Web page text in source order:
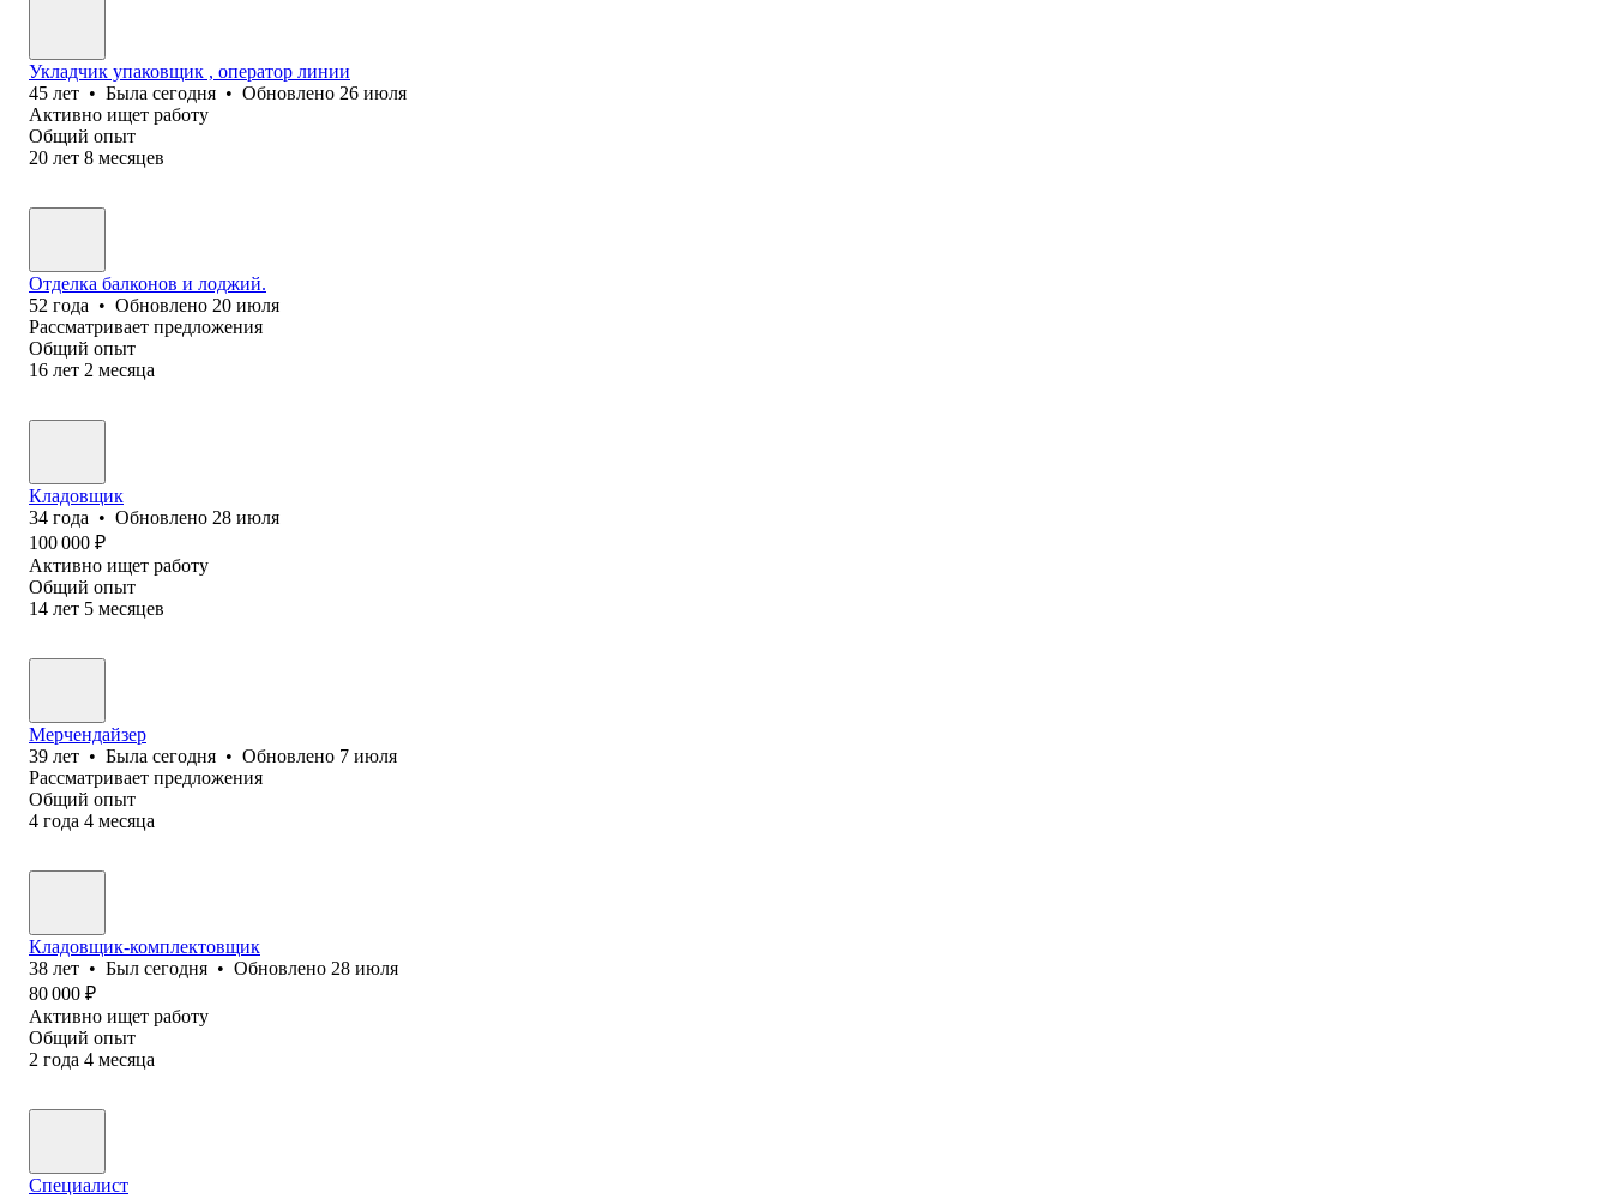
Укладчик упаковщик , оператор линии
45 лет • Была сегодня • Обновлено 26 июля
Активно ищет работу
Общий опыт
20 лет 8 месяцев
Отделка балконов и лоджий.
52 года • Обновлено 20 июля
Рассматривает предложения
Общий опыт
16 лет 2 месяца
Кладовщик
34 года • Обновлено 28 июля
100 000 ₽
Активно ищет работу
Общий опыт
14 лет 5 месяцев
Мерчендайзер
39 лет • Была сегодня • Обновлено 7 июля
Рассматривает предложения
Общий опыт
4 года 4 месяца
Кладовщик-комплектовщик
38 лет • Был сегодня • Обновлено 28 июля
80 000 ₽
Активно ищет работу
Общий опыт
2 года 4 месяца
Специалист